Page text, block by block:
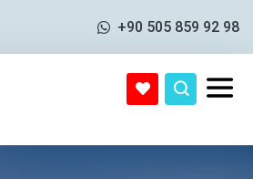
+90 505 859 92 98